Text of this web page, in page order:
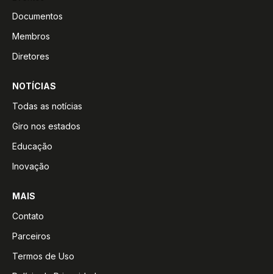
Documentos
Membros
Diretores
NOTÍCIAS
Todas as notícias
Giro nos estados
Educação
Inovação
MAIS
Contato
Parceiros
Termos de Uso